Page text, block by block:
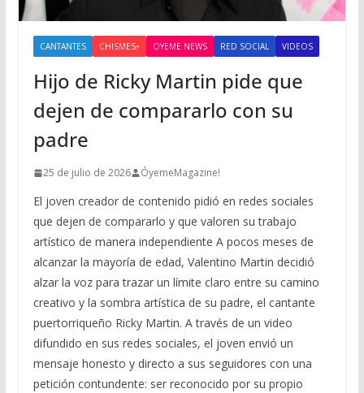
CANTANTES CHISMES+ OYEME NEWS RED SOCIAL VIDEOS
Hijo de Ricky Martin pide que
dejen de compararlo con su
padre
25 de julio de 2026 ÓyemeMagazine!
El joven creador de contenido pidió en redes sociales
que dejen de compararlo y que valoren su trabajo
artístico de manera independiente A pocos meses de
alcanzar la mayoría de edad, Valentino Martin decidió
alzar la voz para trazar un límite claro entre su camino
creativo y la sombra artística de su padre, el cantante
puertorriqueño Ricky Martin. A través de un video
difundido en sus redes sociales, el joven envió un
mensaje honesto y directo a sus seguidores con una
petición contundente: ser reconocido por su propio